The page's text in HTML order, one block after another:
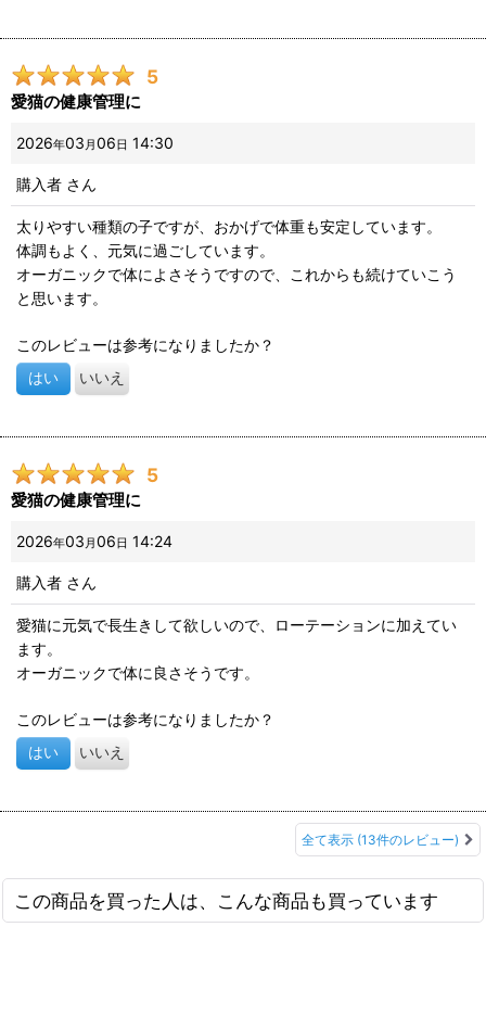
5
愛猫の健康管理に
2026年03 月 06 日 14:30
購入者 さん
太りやすい種類の子ですが、おかげで体重も安定しています。
体調もよく、元気に過ごしています。
オーガニックで体によさそうですので、これからも続けていこう
と思います。
このレビューは参考になりましたか？
はい いいえ
5
愛猫の健康管理に
2026年03 月 06 日 14:24
購入者 さん
愛猫に元気で長生きして欲しいので、ローテーションに加えてい
ます。
オーガニックで体に良さそうです。
このレビューは参考になりましたか？
はい いいえ
全て表示 (13件のレビュー)
この商品を買った人は、こんな商品も買っています